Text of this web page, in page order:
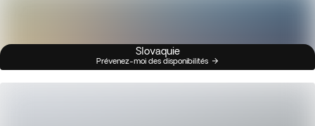
Slovaquie
Prévenez-moi des disponibilités